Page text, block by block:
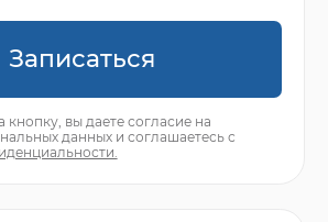
Записаться
вы даете согласие на
данных и соглашаетесь с